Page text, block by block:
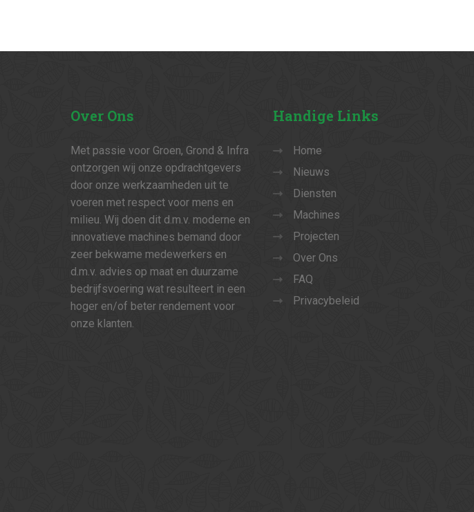
Over Ons
Met passie voor Groen, Grond & Infra
ontzorgen wij onze opdrachtgevers
door onze werkzaamheden uit te
voeren met respect voor mens en
milieu. Wij doen dit d.m.v. moderne en
innovatieve machines bemand door
zeer bekwame medewerkers en
d.m.v. advies op maat en duurzame
bedrijfsvoering wat resulteert in een
hoger en/of beter rendement voor
onze klanten.
Handige Links
Home
Nieuws
Diensten
Machines
Projecten
Over Ons
FAQ
Privacybeleid